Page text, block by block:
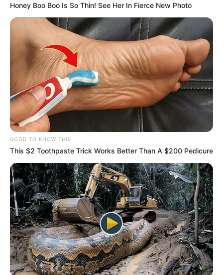
Honey Boo Boo Is So Thin! See Her In Fierce New Photo
GOOD TO KNOW THIS
This $2 Toothpaste Trick Works Better Than A $200 Pedicure